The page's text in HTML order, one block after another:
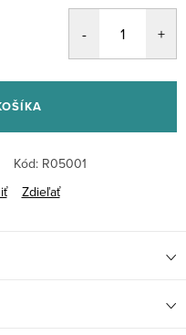
Kód: R05001
Zdieľať